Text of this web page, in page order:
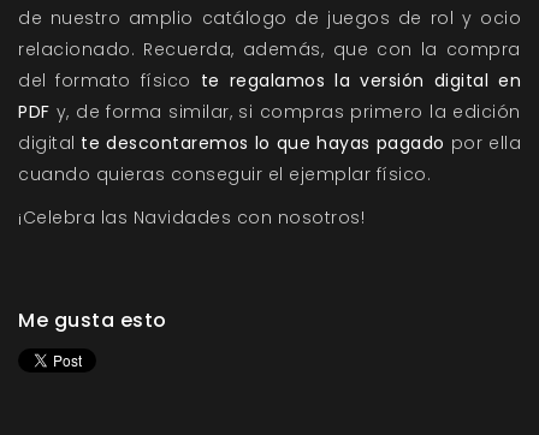
de nuestro amplio catálogo de juegos de rol y ocio
relacionado. Recuerda, además, que con la compra
del formato físico te regalamos la versión digital en
PDF y, de forma similar, si compras primero la edición
digital te descontaremos lo que hayas pagado por ella
cuando quieras conseguir el ejemplar físico.
¡Celebra las Navidades con nosotros!
Me gusta esto